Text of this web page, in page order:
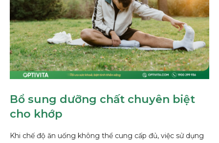
Bổ sung dưỡng chất chuyên biệt
cho khớp
Khi chế độ ăn uống không thể cung cấp đủ, việc sử dụng